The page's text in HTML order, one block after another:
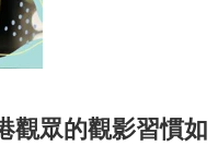
觀眾的觀影習慣如